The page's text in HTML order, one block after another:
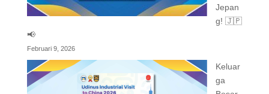
Jepan
g! 🇯🇵
📢
Februari 9, 2026
Keluar
ga